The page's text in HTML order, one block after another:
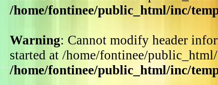
/home/fontinee/public_html/inc/
Warning: Cannot modify header
started at /home/fontinee/
/home/fontinee/public_html/inc/